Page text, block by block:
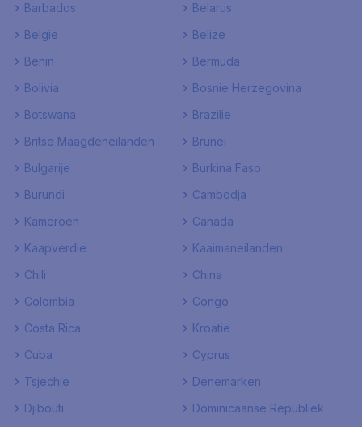
Barbados
Belarus
Belgie
Belize
Benin
Bermuda
Bolivia
Bosnie Herzegovina
Botswana
Brazilie
Britse Maagdeneilanden
Brunei
Bulgarije
Burkina Faso
Burundi
Cambodja
Kameroen
Canada
Kaapverdie
Kaaimaneilanden
Chili
China
Colombia
Congo
Costa Rica
Kroatie
Cuba
Cyprus
Tsjechie
Denemarken
Djibouti
Dominicaanse Republiek